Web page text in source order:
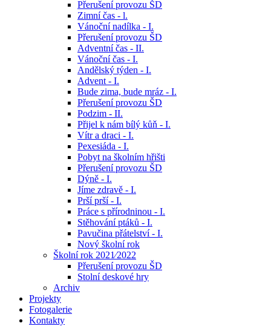
Přerušení provozu ŠD
Zimní čas - l.
Vánoční nadílka - I.
Přerušení provozu ŠD
Adventní čas - II.
Vánoční čas - I.
Andělský týden - I.
Advent - I.
Bude zima, bude mráz - I.
Přerušení provozu ŠD
Podzim - II.
Přijel k nám bílý kůň - I.
Vítr a draci - I.
Pexesiáda - I.
Pobyt na školním hřišti
Přerušení provozu ŠD
Dýně - I.
Jíme zdravě - I.
Prší prší - I.
Práce s přírodninou - I.
Stěhování ptáků - I.
Pavučina přátelství - I.
Nový školní rok
Školní rok 2021⁄2022
Přerušení provozu ŠD
Stolní deskové hry
Archiv
Projekty
Fotogalerie
Kontakty